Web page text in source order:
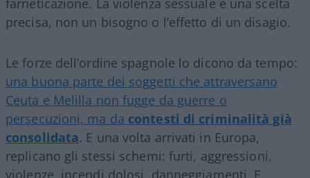
farneticazione. La violenza sessuale è una scelta
precisa, non un bisogno o l’effetto di un disagio.
Le forze dell’ordine spagnole lo dicono da tempo:
una buona parte dei soggetti che attraversano
Ceuta e Melilla non fugge da guerre o
persecuzioni, ma da contesti di criminalità già
consolidata. E una volta arrivati in Europa,
replicano gli stessi schemi: furti, aggressioni,